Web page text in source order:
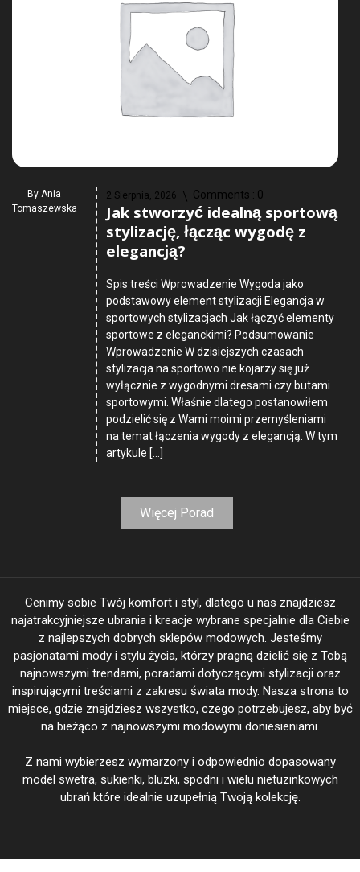
By Ania
Tomaszewska
2 Sierpnia, 2026 Comments : 0
Jak stworzyć idealną sportową
stylizację, łącząc wygodę z
elegancją?
Spis treści Wprowadzenie Wygoda jako
podstawowy element stylizacji Elegancja w
sportowych stylizacjach Jak łączyć elementy
sportowe z eleganckimi? Podsumowanie
Wprowadzenie W dzisiejszych czasach
stylizacja na sportowo nie kojarzy się już
wyłącznie z wygodnymi dresami czy butami
sportowymi. Właśnie dlatego postanowiłem
podzielić się z Wami moimi przemyśleniami
na temat łączenia wygody z elegancją. W tym
artykule […]
Więcej Porad
Cenimy sobie Twój komfort i styl, dlatego u nas znajdziesz
najatrakcyjniejsze ubrania i kreacje wybrane specjalnie dla Ciebie
z najlepszych dobrych sklepów modowych. Jesteśmy
pasjonatami mody i stylu życia, którzy pragną dzielić się z Tobą
najnowszymi trendami, poradami dotyczącymi stylizacji oraz
inspirującymi treściami z zakresu świata mody. Nasza strona to
miejsce, gdzie znajdziesz wszystko, czego potrzebujesz, aby być
na bieżąco z najnowszymi modowymi doniesieniami.
Z nami wybierzesz wymarzony i odpowiednio dopasowany
model swetra, sukienki, bluzki, spodni i wielu nietuzinkowych
ubrań które idealnie uzupełnią Twoją kolekcję.